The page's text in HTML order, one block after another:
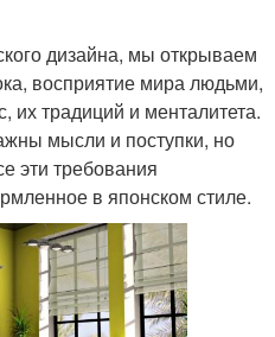
дизайна, мы открываем
восприятие мира людьми,
их традиций и менталитета.
мысли и поступки, но
эти требования
в японском стиле.